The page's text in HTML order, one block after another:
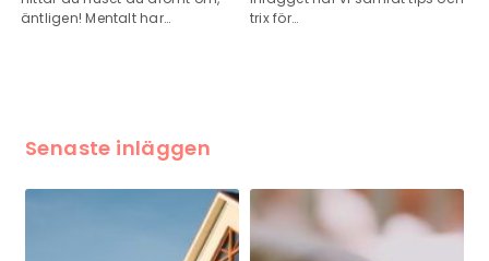
äntligen! Mentalt har…
trix för…
Senaste inläggen